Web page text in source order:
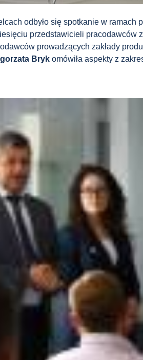
odbyło się spotkanie w
przedstawicieli pracodawców
prowadzących zakłady
Bryk omówiła aspekty z